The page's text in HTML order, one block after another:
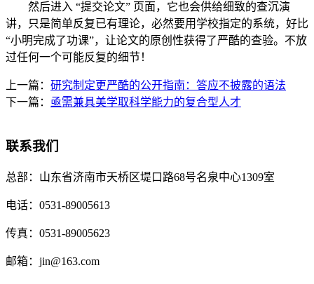
然后进入 “提交论文” 页面，它也会供给细致的查沉演
讲，只是简单反复已有理论，必然要用学校指定的系统，好比
“小明完成了功课”，让论文的原创性获得了严酷的查验。不放
过任何一个可能反复的细节！
上一篇： 研究制定更严酷的公开指南：答应不披露的语法
下一篇： 亟需兼具美学取科学能力的复合型人才
联系我们
总部： 山东省济南市天桥区堤口路68号名泉中心1309室
电话： 0531-89005613
传真： 0531-89005623
邮箱： jin@163.com